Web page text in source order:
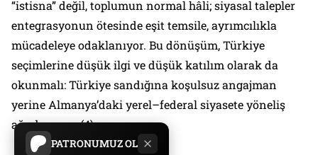
PATRONUMUZ OL
“istisna” değil, toplumun normal hâli; siyasal talepler
entegrasyonun ötesinde eşit temsile, ayrımcılıkla
mücadeleye odaklanıyor. Bu dönüşüm, Türkiye
seçimlerine düşük ilgi ve düşük katılım olarak da
okunmalı: Türkiye sandığına koşulsuz angajman
yerine Almanya’daki yerel–federal siyasete yöneliş
ağır basıyor. (4)